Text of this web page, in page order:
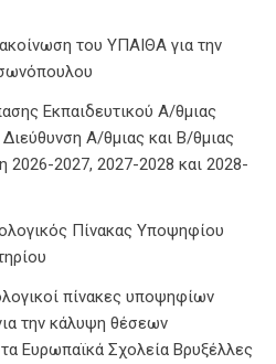
του ΥΠΑΙΘΑ για την
Εκπαιδευτικού Α/θμιας
Α/θμιας και Β/θμιας
2026-2027, 2027-2028 και 2028-
Πίνακας Υποψηφίου
πίνακες υποψηφίων
την κάλυψη θέσεων
Ευρωπαϊκά Σχολεία Βρυξέλλες